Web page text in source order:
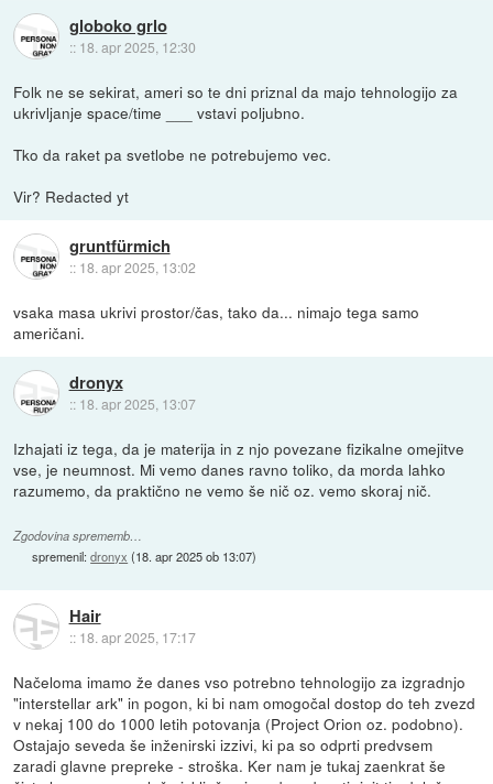
globoko grlo
:: 18. apr 2025, 12:30
Folk ne se sekirat, ameri so te dni priznal da majo tehnologijo za
ukrivljanje space/time ___ vstavi poljubno.
Tko da raket pa svetlobe ne potrebujemo vec.
Vir? Redacted yt
gruntfürmich
:: 18. apr 2025, 13:02
vsaka masa ukrivi prostor/čas, tako da... nimajo tega samo
američani.
dronyx
:: 18. apr 2025, 13:07
Izhajati iz tega, da je materija in z njo povezane fizikalne omejitve
vse, je neumnost. Mi vemo danes ravno toliko, da morda lahko
razumemo, da praktično ne vemo še nič oz. vemo skoraj nič.
Zgodovina sprememb…
spremenil:dronyx (18. apr 2025 ob 13:07)
Hair
:: 18. apr 2025, 17:17
Načeloma imamo že danes vso potrebno tehnologijo za izgradnjo
"interstellar ark" in pogon, ki bi nam omogočal dostop do teh zvezd
v nekaj 100 do 1000 letih potovanja (Project Orion oz. podobno).
Ostajajo seveda še inženirski izzivi, ki pa so odprti predvsem
zaradi glavne prepreke - stroška. Ker nam je tukaj zaenkrat še